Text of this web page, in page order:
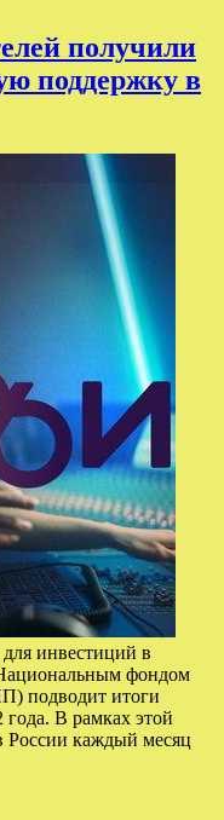
получили
поддержку в
инвестиций в
фондом
подводит итоги
В рамках этой
России каждый месяц